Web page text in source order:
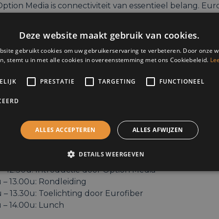
Media is connectiviteit van essentieel belang.
van de best mogelijke verbindingen, cruciaal in de
van vandaag.
bieden Eurofiber en Option Media een unieke
lunch en bedrijfsbezoek. Mis deze kans niet om
edge technologieën en connectiviteitsoplossingen.
– 12.15u: Ontvangst
– 12.30u: Introductie door Option Media
– 13.00u: Rondleiding
– 13.30u: Toelichting door Eurofiber
– 14.00u: Lunch
Deze website maakt gebruik van cookies.
gebruikt cookies om uw gebruikerservaring te verbeteren. Door onze
stemt u in met alle cookies in overeenstemming met ons Cookiebeleid.
PRESTATIE TARGETING FUNCTIONEEL
ALLES ACCEPTEREN ALLES AFWIJZEN
DETAILS WEERGEVEN